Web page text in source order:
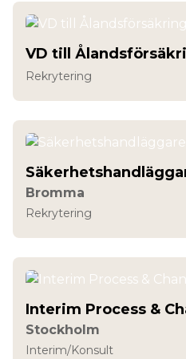
VD till
Rekrytering
Bromma
Rekrytering
Interim Process &
Stockholm
Interim/Konsult